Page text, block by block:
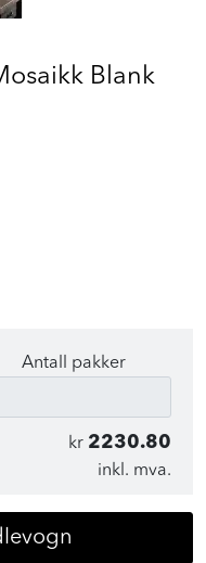
Blank
Antall pakker
kr 2230.80
inkl. mva.